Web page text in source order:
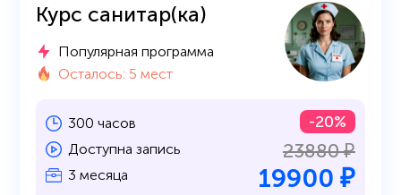
Курс санитар(ка)
Популярная программа
Осталось: 5 мест
300 часов
Доступна запись
3 месяца
-20%
23880 ₽
19900 ₽